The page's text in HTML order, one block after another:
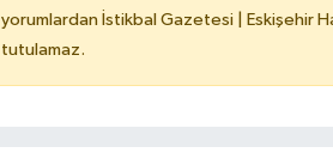
yorumlardan İstikbal Gazetesi | Eskişehir
tutulamaz.